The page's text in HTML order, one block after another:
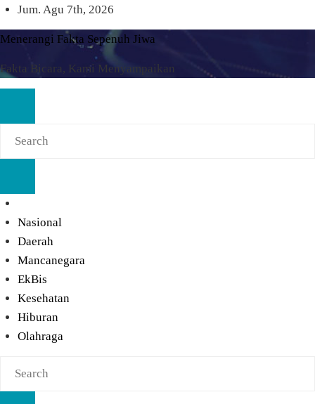
Skip
to
content
Jum. Agu 7th, 2026
Menerangi Fakta Sepenuh Jiwa
Fakta Bicara, Kami Menyampaikan
Nasional
Daerah
Mancanegara
EkBis
Kesehatan
Hiburan
Olahraga